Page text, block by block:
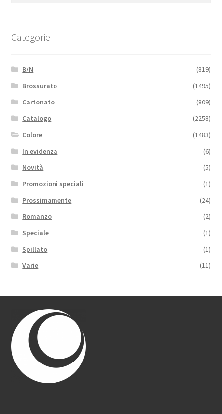
Categorie
B/N
(819)
Brossurato
(1495)
Cartonato
(809)
Catalogo
(2258)
Colore
(1483)
In evidenza
(6)
Novità
(5)
Promozioni speciali
(1)
Prossimamente
(24)
Romanzo
(2)
Speciale
(1)
Spillato
(1)
Varie
(11)